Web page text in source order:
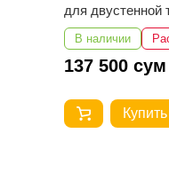
для двустенной
d=40мм
В наличии
10 625 сум